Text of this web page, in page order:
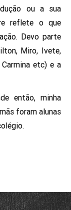
ou a sua
reflete o que
Devo parte
Miro, Ivete,
Carmina etc) e a
então, minha
foram alunas